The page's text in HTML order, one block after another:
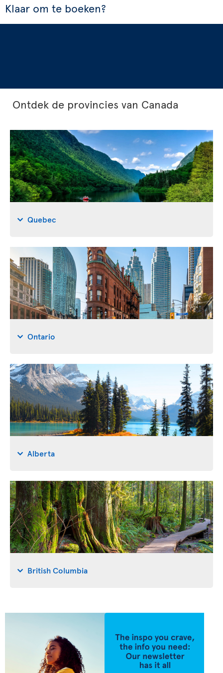
Klaar om te boeken?
Ontdek de provincies van Canada
Quebec
Ontario
Alberta
British Columbia